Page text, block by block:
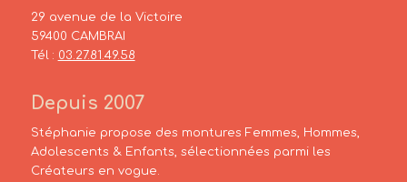
29 avenue de la Victoire
59400 CAMBRAI
Tél : 03.27.81.49.58
Depuis 2007
Stéphanie propose des montures Femmes, Hommes,
Adolescents & Enfants, sélectionnées parmi les
Créateurs en vogue.